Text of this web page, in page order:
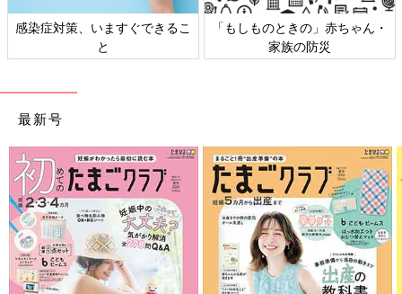
感染症対策、いますぐできるこ
と
「もしものときの」赤ちゃん・
家族の防災
最新号